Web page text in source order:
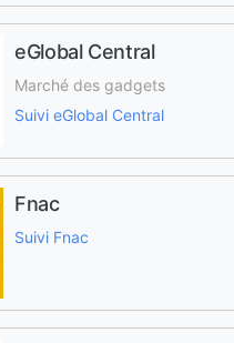
eGlobal Central
Marché des gadgets
Suivi eGlobal Central
Fnac
Suivi Fnac